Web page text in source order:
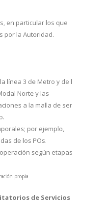
en particular los que
por la Autoridad.
línea 3 de Metro y de la
Norte y las
a la malla de servicios
por ejemplo,
de los POs.
según etapas de
propia
de Servicios